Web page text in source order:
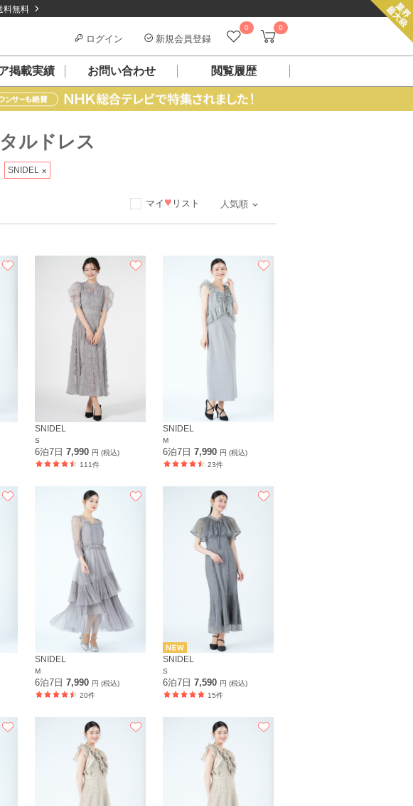
料無料
0 0
ログイン 新規会員登録
掲載実績 お問い合わせ 閲覧履歴
ルドレス
SNIDEL
マイ ♥ リスト 人気順
SNIDEL
S
6泊7日 7,990 円 (税込)
111件
SNIDEL
M
6泊7日 7,990 円 (税込)
23件
SNIDEL
M
6泊7日 7,990 円 (税込)
20件
SNIDEL
S
6泊7日 7,590 円 (税込)
15件